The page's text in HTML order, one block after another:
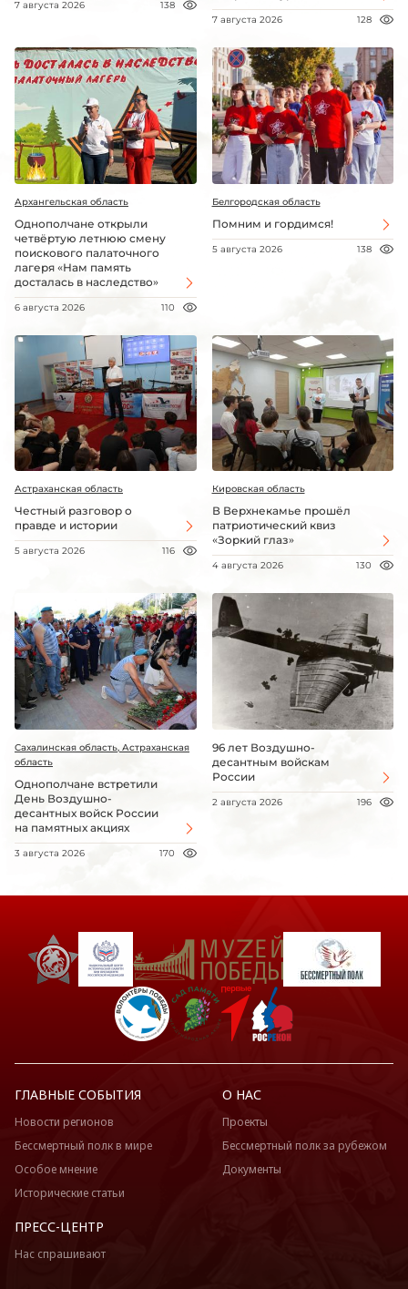
7 августа 2026 138
7 августа 2026 128
Архангельская область
Однополчане открыли
четвёртую летнюю смену
поискового палаточного
лагеря «Нам память
досталась в наследство»
6 августа 2026 110
Белгородская область
Помним и гордимся!
5 августа 2026 138
Астраханская область
Честный разговор о
правде и истории
5 августа 2026 116
Кировская область
В Верхнекамье прошёл
патриотический квиз
«Зоркий глаз»
4 августа 2026 130
Сахалинская область, Астраханская
область
Однополчане встретили
День Воздушно-
десантных войск России
на памятных акциях
3 августа 2026 170
96 лет Воздушно-
десантным войскам
России
2 августа 2026 196
ГЛАВНЫЕ СОБЫТИЯ
Новости регионов
Бессмертный полк в мире
Особое мнение
Исторические статьи
О НАС
Проекты
Бессмертный полк за рубежом
Документы
ПРЕСС-ЦЕНТР
Нас спрашивают